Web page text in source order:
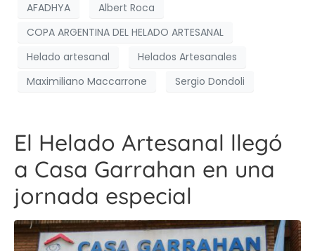
AFADHYA
Albert Roca
COPA ARGENTINA DEL HELADO ARTESANAL
Helado artesanal
Helados Artesanales
Maximiliano Maccarrone
Sergio Dondoli
El Helado Artesanal llegó
a Casa Garrahan en una
jornada especial